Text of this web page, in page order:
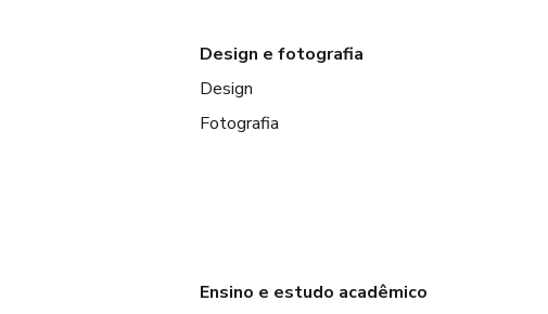
Design e fotografia
Design
Fotografia
Ensino e estudo acadêmico